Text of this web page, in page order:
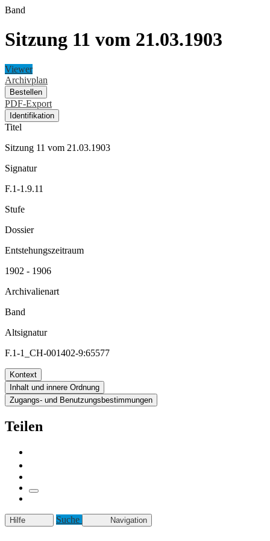
Band
Sitzung 11 vom 21.03.1903
Viewer
Archivplan
Bestellen
PDF-Export
Identifikation
Titel
Sitzung 11 vom 21.03.1903
Signatur
F.1-1.9.11
Stufe
Dossier
Entstehungszeitraum
1902 - 1906
Archivalienart
Band
Altsignatur
F.1-1_CH-001402-9:65577
Kontext
Inhalt und innere Ordnung
Zugangs- und Benutzungsbestimmungen
Teilen
Hilfe Suche Navigation